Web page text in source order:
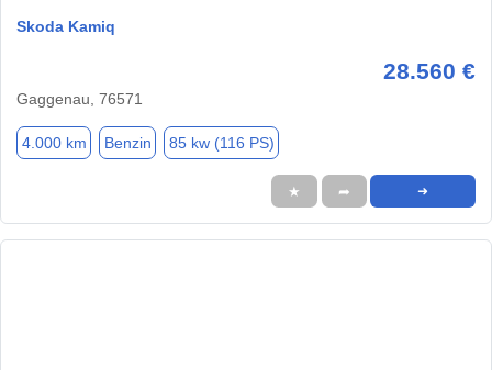
Skoda Kamiq
28.560 €
Gaggenau, 76571
4.000 km Benzin 85 kw (116 PS)
★ ➦ ➜